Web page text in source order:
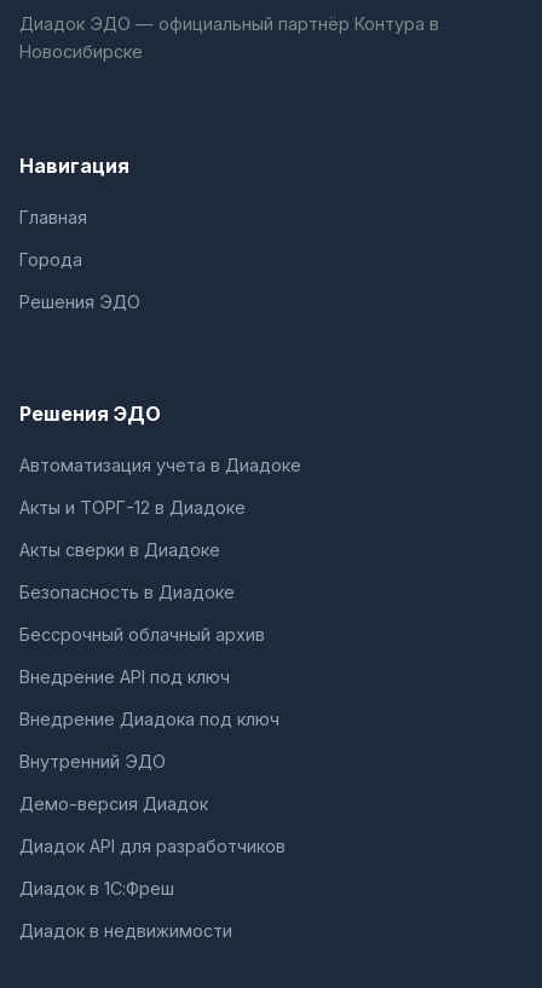
Диадок ЭДО — официальный партнёр Контура в
Новосибирске
Навигация
Главная
Города
Решения ЭДО
Решения ЭДО
Автоматизация учета в Диадоке
Акты и ТОРГ-12 в Диадоке
Акты сверки в Диадоке
Безопасность в Диадоке
Бессрочный облачный архив
Внедрение API под ключ
Внедрение Диадока под ключ
Внутренний ЭДО
Демо-версия Диадок
Диадок API для разработчиков
Диадок в 1С:Фреш
Диадок в недвижимости